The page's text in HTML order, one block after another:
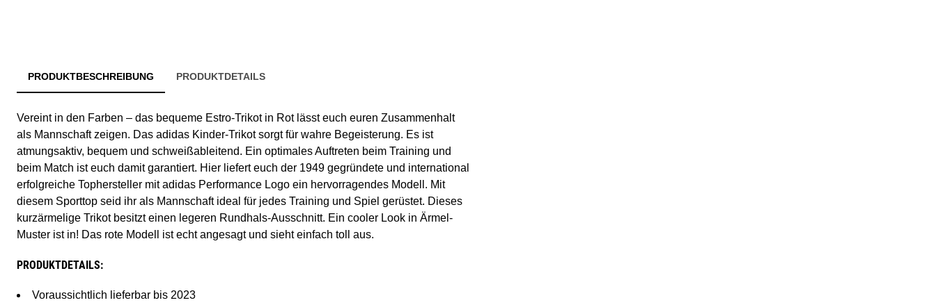
PRODUKTBESCHREIBUNG PRODUKTDETAILS
Vereint in den Farben – das bequeme Estro-Trikot in Rot lässt euch euren Zusammenhalt
als Mannschaft zeigen. Das adidas Kinder-Trikot sorgt für wahre Begeisterung. Es ist
atmungsaktiv, bequem und schweißableitend. Ein optimales Auftreten beim Training und
beim Match ist euch damit garantiert. Hier liefert euch der 1949 gegründete und international
erfolgreiche Tophersteller mit adidas Performance Logo ein hervorragendes Modell. Mit
diesem Sporttop seid ihr als Mannschaft ideal für jedes Training und Spiel gerüstet. Dieses
kurzärmelige Trikot besitzt einen legeren Rundhals-Ausschnitt. Ein cooler Look in Ärmel-
Muster ist in! Das rote Modell ist echt angesagt und sieht einfach toll aus.
PRODUKTDETAILS:
Voraussichtlich lieferbar bis 2023